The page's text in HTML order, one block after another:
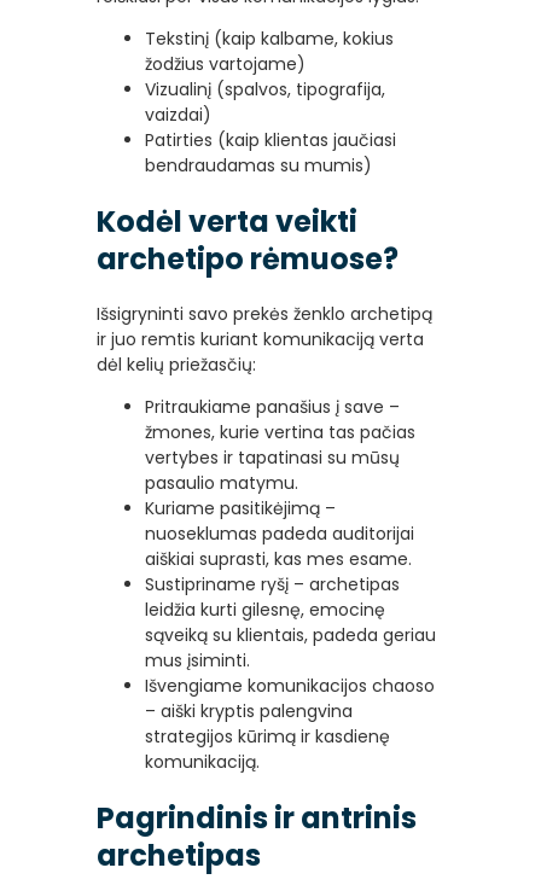
Tekstinį (kaip kalbame, kokius
žodžius vartojame)
Vizualinį (spalvos, tipografija,
vaizdai)
Patirties (kaip klientas jaučiasi
bendraudamas su mumis)
Kodėl verta veikti
archetipo rėmuose?
Išsigryninti savo prekės ženklo archetipą
ir juo remtis kuriant komunikaciją verta
dėl kelių priežasčių:
Pritraukiame panašius į save –
žmones, kurie vertina tas pačias
vertybes ir tapatinasi su mūsų
pasaulio matymu.
Kuriame pasitikėjimą –
nuoseklumas padeda auditorijai
aiškiai suprasti, kas mes esame.
Sustipriname ryšį – archetipas
leidžia kurti gilesnę, emocinę
sąveiką su klientais, padeda geriau
mus įsiminti.
Išvengiame komunikacijos chaoso
– aiški kryptis palengvina
strategijos kūrimą ir kasdienę
komunikaciją.
Pagrindinis ir antrinis
archetipas